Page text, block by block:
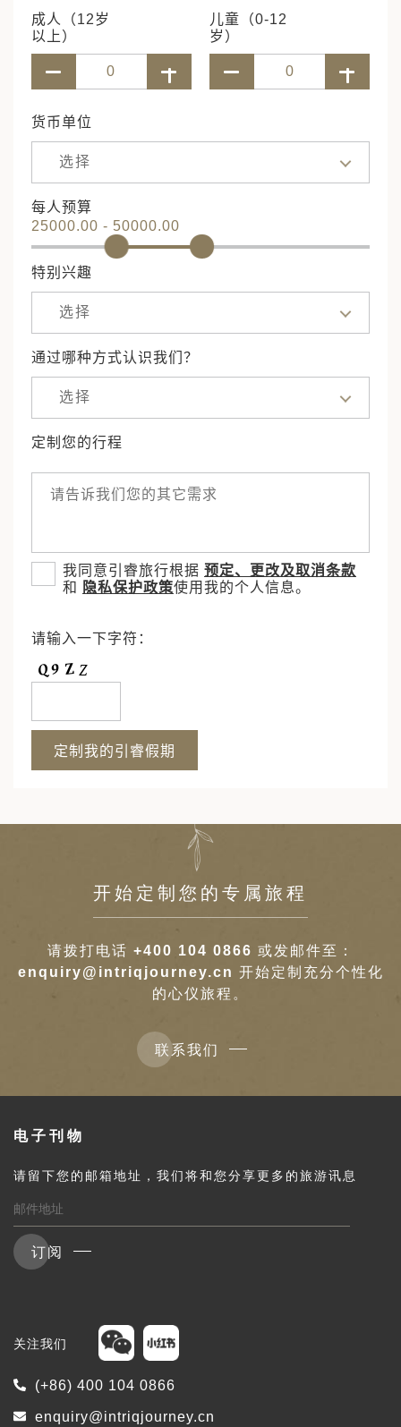
成人（12岁
以上）
儿童（0-12
岁）
货币单位
选择
每人预算
25000.00 - 50000.00
特别兴趣
选择
通过哪种方式认识我们？
选择
定制您的行程
我同意引睿旅行根据 预定、更改及取消条款
和
隐私保护政策使用我的个人信息。
请输入一下字符：
开始定制您的专属旅程
请拨打电话 +400 104 0866 或发邮件至：
enquiry@intriqjourney.cn 开始定制充分个性化
的心仪旅程。
联系我们
电子刊物
请留下您的邮箱地址，我们将和您分享更多的旅游讯息
订阅
关注我们
(+86) 400 104 0866
enquiry@intriqjourney.cn